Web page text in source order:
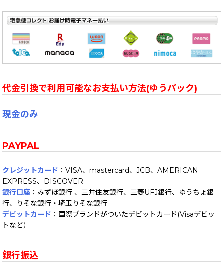
代金引換で利用可能なお支払い方法(ゆうパック)
現金のみ
PAYPAL
クレジットカード ：VISA、mastercard、JCB、AMERICAN
EXPRESS、DISCOVER
銀行口座 ：みずほ銀行 、三井住友銀行、三菱UFJ銀行、ゆうちょ銀
行、りそな銀行・埼玉りそな銀行
デビットカード ：国際ブランドがついたデビットカード(Visaデビッ
トなど）
銀行振込